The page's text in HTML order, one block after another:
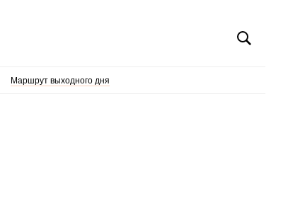
Маршрут выходного дня